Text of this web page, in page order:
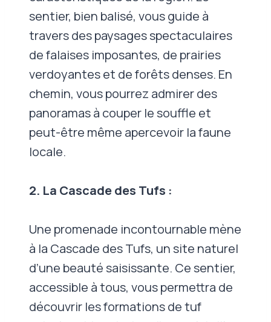
sentier, bien balisé, vous guide à
travers des paysages spectaculaires
de falaises imposantes, de prairies
verdoyantes et de forêts denses. En
chemin, vous pourrez admirer des
panoramas à couper le souffle et
peut-être même apercevoir la faune
locale.
2. La Cascade des Tufs :
Une promenade incontournable mène
à la Cascade des Tufs, un site naturel
d’une beauté saisissante. Ce sentier,
accessible à tous, vous permettra de
découvrir les formations de tuf